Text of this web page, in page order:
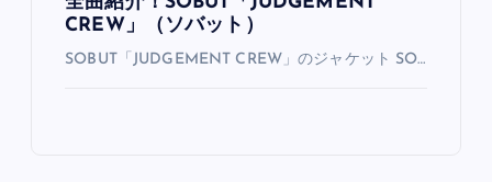
CREW」（ソバット）
SOBUT「JUDGEMENT CREW」のジャケット SO…